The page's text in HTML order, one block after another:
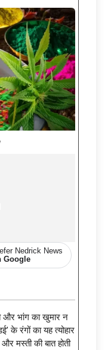
Nedrick News
Google
और भांग का खुमार न
के रंगों का यह त्योहार
मस्ती की बात होती